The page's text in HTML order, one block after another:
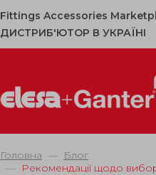
Fittings Accessories
ДИСТРИБ'ЮТОР В УКРАЇНІ
Головна
Блог
Рекомендації щодо